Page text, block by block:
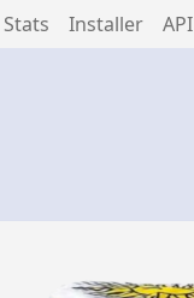
Stats Installer API